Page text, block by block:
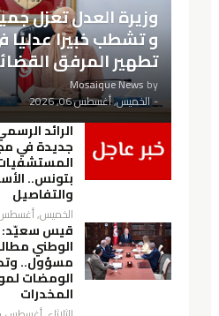
وزيرة العدل تعزل
و تشطب خبيرًا عدليًا
تطهير المرفق
by
Mosaique News
-الخميس, أغسطس 06, 2026
الرائد
جديدة في
بتونس..
والتفاصيل
الخميس, أغسطس 06,
قيس سعيّد:
الوطني
مسؤول..
الومضات
المخدرات